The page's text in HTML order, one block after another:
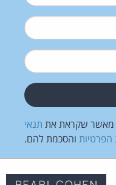
מאשר שקראת את תנאי
הפרטיות והסכמת להם.